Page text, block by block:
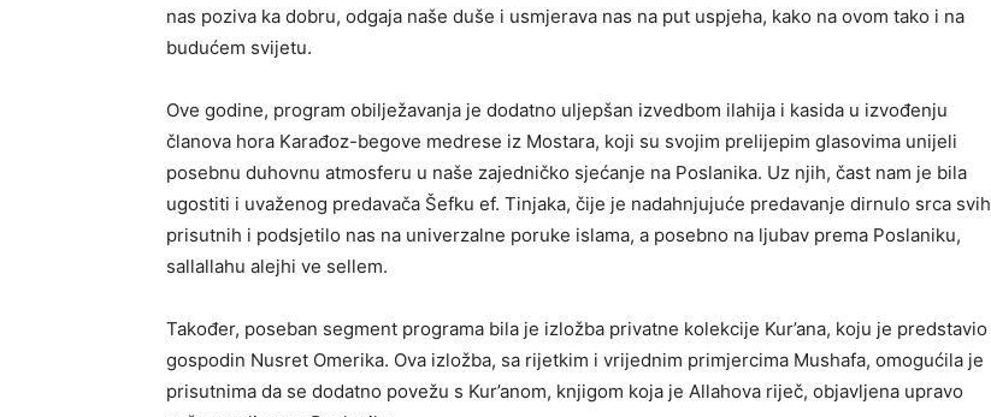
nas poziva ka dobru, odgaja naše duše i usmjerava nas na put uspjeha, kako na ovom tako i na
budućem svijetu.
Ove godine, program obilježavanja je dodatno uljepšan izvedbom ilahija i kasida u izvođenju
članova hora Karađoz-begove medrese iz Mostara, koji su svojim prelijepim glasovima unijeli
posebnu duhovnu atmosferu u naše zajedničko sjećanje na Poslanika. Uz njih, čast nam je bila
ugostiti i uvaženog predavača Šefku ef. Tinjaka, čije je nadahnjujuće predavanje dirnulo srca svih
prisutnih i podsjetilo nas na univerzalne poruke islama, a posebno na ljubav prema Poslaniku,
sallallahu alejhi ve sellem.
Također, poseban segment programa bila je izložba privatne kolekcije Kur’ana, koju je predstavio
gospodin Nusret Omerika. Ova izložba, sa rijetkim i vrijednim primjercima Mushafa, omogućila je
prisutnima da se dodatno povežu s Kur’anom, knjigom koja je Allahova riječ, objavljena upravo